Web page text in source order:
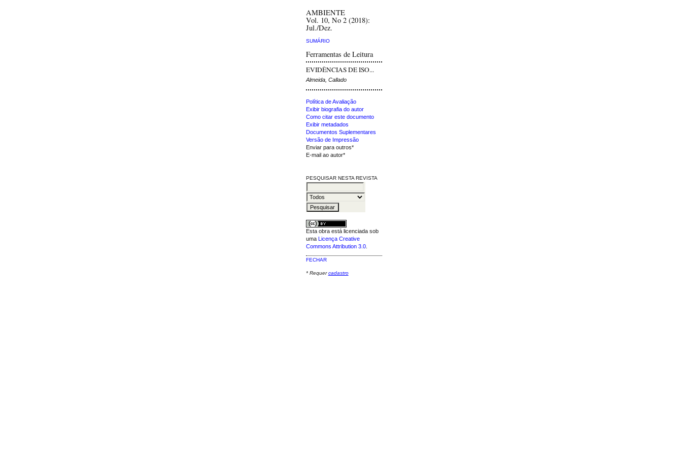
AMBIENTE
Vol. 10, No 2 (2018):
Jul./Dez.
SUMÁRIO
Ferramentas de Leitura
EVIDÊNCIAS DE ISO...
Almeida, Callado
Política de Avaliação
Exibir biografia do autor
Como citar este documento
Exibir metadados
Documentos Suplementares
Versão de Impressão
Enviar para outros*
E-mail ao autor*
PESQUISAR NESTA REVISTA
Esta obra está licenciada sob
uma Licença Creative
Commons Attribution 3.0.
FECHAR
* Requercadastro